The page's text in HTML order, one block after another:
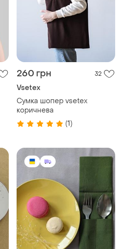
260 грн 32
Vsetex
Сумка шопер vsetex
коричнева
(1)